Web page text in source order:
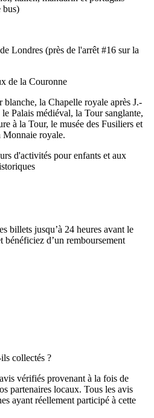
bus)
Londres (près de l'arrêt #16 sur la
de la Couronne
blanche, la Chapelle royale après J.-
Palais médiéval, la Tour sanglante,
à la Tour, le musée des Fusiliers et
royale.
d'activités pour enfants et aux
billets jusqu’à 24 heures avant le
bénéficiez d’un remboursement
collectés ?
vérifiés provenant à la fois de
partenaires locaux. Tous les avis
ayant réellement participé à cette